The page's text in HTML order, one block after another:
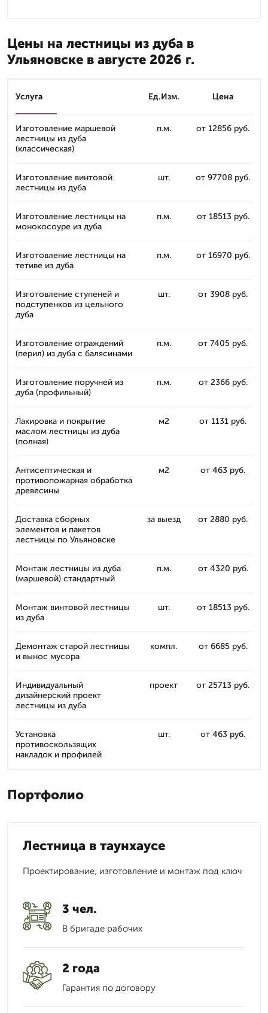
Цены на лестницы из дуба в
Ульяновске в августе 2026 г.
Услуга Ед.Изм. Цена
Изготовление маршевой
лестницы из дуба
(классическая)
п.м. от 12856 руб.
Изготовление винтовой
лестницы из дуба
шт. от 97708 руб.
Изготовление лестницы на
монокосоуре из дуба
п.м. от 18513 руб.
Изготовление лестницы на
тетиве из дуба
п.м. от 16970 руб.
Изготовление ступеней и
подступенков из цельного
дуба
шт. от 3908 руб.
Изготовление ограждений
(перил) из дуба с балясинами
п.м. от 7405 руб.
Изготовление поручней из
дуба (профильный)
п.м. от 2366 руб.
Лакировка и покрытие
маслом лестницы из дуба
(полная)
м2 от 1131 руб.
Антисептическая и
противопожарная обработка
древесины
м2 от 463 руб.
Доставка сборных
элементов и пакетов
лестницы по Ульяновске
за выезд от 2880 руб.
Монтаж лестницы из дуба
(маршевой) стандартный
п.м. от 4320 руб.
Монтаж винтовой лестницы
из дуба
шт. от 18513 руб.
Демонтаж старой лестницы
и вынос мусора
компл. от 6685 руб.
Индивидуальный
дизайнерский проект
лестницы из дуба
проект от 25713 руб.
Установка
противоскользящих
накладок и профилей
шт. от 463 руб.
Портфолио
Лестница в таунхаусе
Проектирование, изготовление и монтаж под ключ
3 чел.
В бригаде рабочих
2 года
Гарантия по договору